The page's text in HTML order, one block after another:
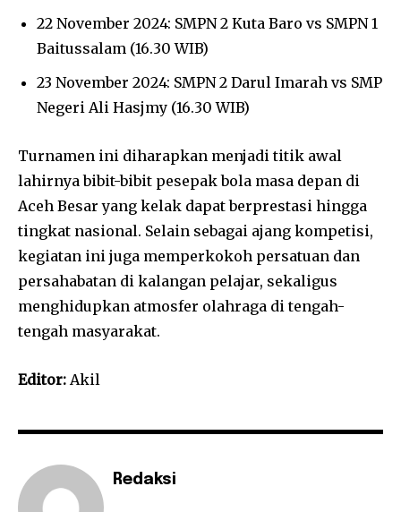
22 November 2024: SMPN 2 Kuta Baro vs SMPN 1
Baitussalam (16.30 WIB)
23 November 2024: SMPN 2 Darul Imarah vs SMP
Negeri Ali Hasjmy (16.30 WIB)
Turnamen ini diharapkan menjadi titik awal
lahirnya bibit-bibit pesepak bola masa depan di
Aceh Besar yang kelak dapat berprestasi hingga
tingkat nasional. Selain sebagai ajang kompetisi,
kegiatan ini juga memperkokoh persatuan dan
persahabatan di kalangan pelajar, sekaligus
menghidupkan atmosfer olahraga di tengah-
tengah masyarakat.
Editor: Akil
Redaksi